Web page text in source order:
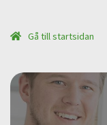
Gå till startsidan